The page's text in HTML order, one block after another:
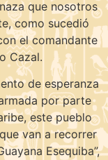
que nosotros
como sucedió
el comandante
Cazal.
de esperanza
por parte
este pueblo
van a recorrer
Esequiba”,